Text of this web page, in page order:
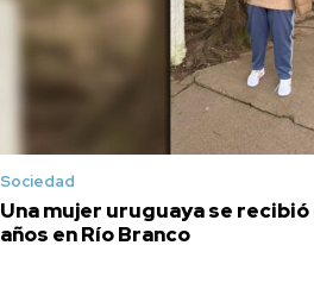
Sociedad
Una mujer uruguaya se recibió
años en Río Branco